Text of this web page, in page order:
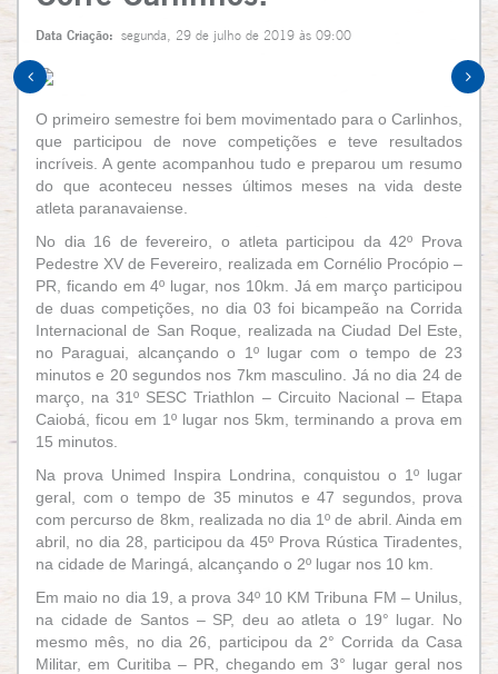
Data Criação: segunda, 29 de julho de 2019 às 09:00
O primeiro semestre foi bem movimentado para o Carlinhos,
que participou de nove competições e teve resultados
incríveis. A gente acompanhou tudo e preparou um resumo
do que aconteceu nesses últimos meses na vida deste
atleta paranavaiense.
No dia 16 de fevereiro, o atleta participou da 42º Prova
Pedestre XV de Fevereiro, realizada em Cornélio Procópio –
PR, ficando em 4º lugar, nos 10km. Já em março participou
de duas competições, no dia 03 foi bicampeão na Corrida
Internacional de San Roque, realizada na Ciudad Del Este,
no Paraguai, alcançando o 1º lugar com o tempo de 23
minutos e 20 segundos nos 7km masculino. Já no dia 24 de
março, na 31º SESC Triathlon – Circuito Nacional – Etapa
Caiobá, ficou em 1º lugar nos 5km, terminando a prova em
15 minutos.
Na prova Unimed Inspira Londrina, conquistou o 1º lugar
geral, com o tempo de 35 minutos e 47 segundos, prova
com percurso de 8km, realizada no dia 1º de abril. Ainda em
abril, no dia 28, participou da 45º Prova Rústica Tiradentes,
na cidade de Maringá, alcançando o 2º lugar nos 10 km.
Em maio no dia 19, a prova 34º 10 KM Tribuna FM – Unilus,
na cidade de Santos – SP, deu ao atleta o 19° lugar. No
mesmo mês, no dia 26, participou da 2° Corrida da Casa
Militar, em Curitiba – PR, chegando em 3° lugar geral nos